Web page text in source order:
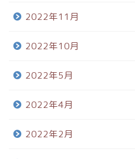
2022年11月
2022年10月
2022年5月
2022年4月
2022年2月